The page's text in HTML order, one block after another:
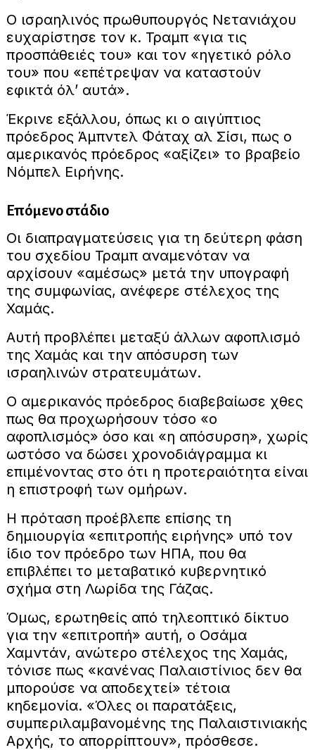
Ο ισραηλινός πρωθυπουργός Νετανιάχου
ευχαρίστησε τον κ. Τραμπ «για τις
προσπάθειές του» και τον «ηγετικό ρόλο
του» που «επέτρεψαν να καταστούν
εφικτά όλ’ αυτά».
Έκρινε εξάλλου, όπως κι ο αιγύπτιος
πρόεδρος Άμπντελ Φάταχ αλ Σίσι, πως ο
αμερικανός πρόεδρος «αξίζει» το βραβείο
Νόμπελ Ειρήνης.
Επόμενο στάδιο
Οι διαπραγματεύσεις για τη δεύτερη φάση
του σχεδίου Τραμπ αναμενόταν να
αρχίσουν «αμέσως» μετά την υπογραφή
της συμφωνίας, ανέφερε στέλεχος της
Χαμάς.
Αυτή προβλέπει μεταξύ άλλων αφοπλισμό
της Χαμάς και την απόσυρση των
ισραηλινών στρατευμάτων.
Ο αμερικανός πρόεδρος διαβεβαίωσε χθες
πως θα προχωρήσουν τόσο «ο
αφοπλισμός» όσο και «η απόσυρση», χωρίς
ωστόσο να δώσει χρονοδιάγραμμα κι
επιμένοντας στο ότι η προτεραιότητα είναι
η επιστροφή των ομήρων.
Η πρόταση προέβλεπε επίσης τη
δημιουργία «επιτροπής ειρήνης» υπό τον
ίδιο τον πρόεδρο των ΗΠΑ, που θα
επιβλέπει το μεταβατικό κυβερνητικό
σχήμα στη Λωρίδα της Γάζας.
Όμως, ερωτηθείς από τηλεοπτικό δίκτυο
για την «επιτροπή» αυτή, ο Οσάμα
Χαμντάν, ανώτερο στέλεχος της Χαμάς,
τόνισε πως «κανένας Παλαιστίνιος δεν θα
μπορούσε να αποδεχτεί» τέτοια
κηδεμονία. «Όλες οι παρατάξεις,
συμπεριλαμβανομένης της Παλαιστινιακής
Αρχής, το απορρίπτουν», πρόσθεσε.